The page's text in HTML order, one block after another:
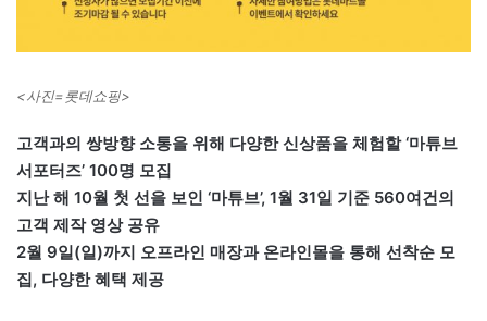
<사진=롯데쇼핑>
고객과의 쌍방향 소통을 위해 다양한 신상품을 체험할 ‘마튜브
서포터즈’ 100명 모집
지난 해 10월 첫 선을 보인 ‘마튜브’, 1월 31일 기준 560여건의
고객 제작 영상 공유
2월 9일(일)까지 오프라인 매장과 온라인몰을 통해 선착순 모
집, 다양한 혜택 제공